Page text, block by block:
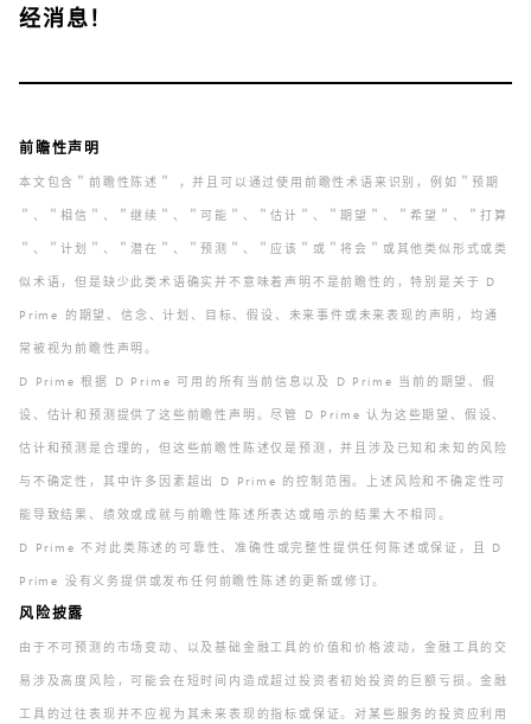
经消息！
前瞻性声明
本文包含＂前瞻性陈述＂ ，并且可以通过使用前瞻性术语来识别，例如＂预期
＂、＂相信＂、＂继续＂、＂可能＂、＂估计＂、＂期望＂、＂希望＂、＂打算
＂、＂计划＂、＂潜在＂、＂预测＂、＂应该＂或＂将会＂或其他类似形式或类
似术语，但是缺少此类术语确实并不意味着声明不是前瞻性的，特别是关于 D
Prime 的期望、信念、计划、目标、假设、未来事件或未来表现的声明，均通
常被视为前瞻性声明。
D Prime 根据 D Prime 可用的所有当前信息以及 D Prime 当前的期望、假
设、估计和预测提供了这些前瞻性声明。尽管 D Prime 认为这些期望、假设、
估计和预测是合理的，但这些前瞻性陈述仅是预测，并且涉及已知和未知的风险
与不确定性，其中许多因素超出 D Prime 的控制范围。上述风险和不确定性可
能导致结果、绩效或成就与前瞻性陈述所表达或暗示的结果大不相同。
D Prime 不对此类陈述的可靠性、准确性或完整性提供任何陈述或保证，且 D
Prime 没有义务提供或发布任何前瞻性陈述的更新或修订。
风险披露
由于不可预测的市场变动、以及基础金融工具的价值和价格波动，金融工具的交
易涉及高度风险，可能会在短时间内造成超过投资者初始投资的巨额亏损。金融
工具的过往表现并不应视为其未来表现的指标或保证。对某些服务的投资应利用